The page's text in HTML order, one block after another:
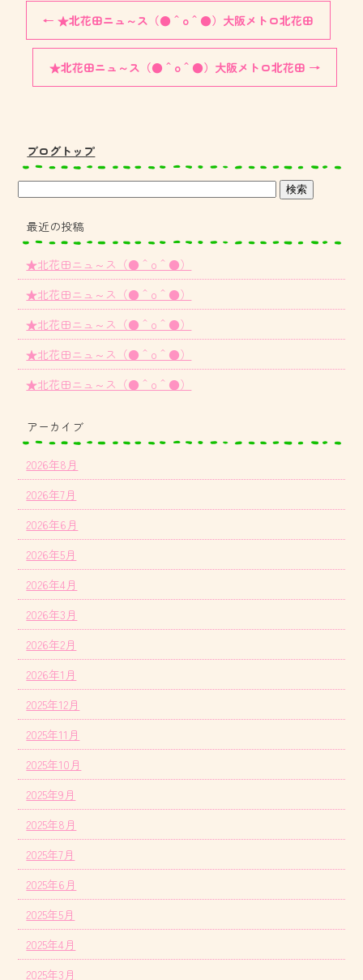
← ★北花田ニュ～ス（●＾o＾●）大阪メトロ北花田
★北花田ニュ～ス（●＾o＾●）大阪メトロ北花田 →
ブログトップ
最近の投稿
★北花田ニュ～ス（●＾o＾●）
★北花田ニュ～ス（●＾o＾●）
★北花田ニュ～ス（●＾o＾●）
★北花田ニュ～ス（●＾o＾●）
★北花田ニュ～ス（●＾o＾●）
アーカイブ
2026年8月
2026年7月
2026年6月
2026年5月
2026年4月
2026年3月
2026年2月
2026年1月
2025年12月
2025年11月
2025年10月
2025年9月
2025年8月
2025年7月
2025年6月
2025年5月
2025年4月
2025年3月